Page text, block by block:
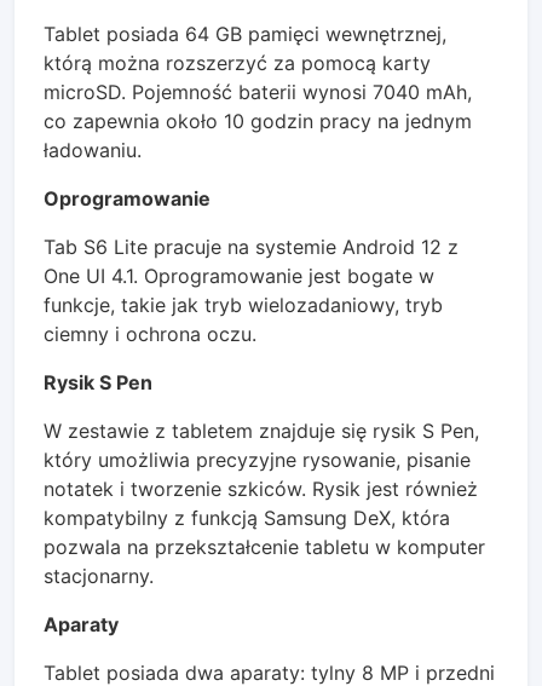
Tablet posiada 64 GB pamięci wewnętrznej,
którą można rozszerzyć za pomocą karty
microSD. Pojemność baterii wynosi 7040 mAh,
co zapewnia około 10 godzin pracy na jednym
ładowaniu.
Oprogramowanie
Tab S6 Lite pracuje na systemie Android 12 z
One UI 4.1. Oprogramowanie jest bogate w
funkcje, takie jak tryb wielozadaniowy, tryb
ciemny i ochrona oczu.
Rysik S Pen
W zestawie z tabletem znajduje się rysik S Pen,
który umożliwia precyzyjne rysowanie, pisanie
notatek i tworzenie szkiców. Rysik jest również
kompatybilny z funkcją Samsung DeX, która
pozwala na przekształcenie tabletu w komputer
stacjonarny.
Aparaty
Tablet posiada dwa aparaty: tylny 8 MP i przedni